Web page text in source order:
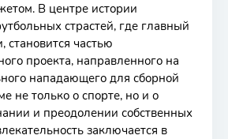
В центре истории
страстей, где главный
становится частью
проекта, направленного на
нападающего для сборной
не только о спорте, но и о
и преодолении собственных
заключается в